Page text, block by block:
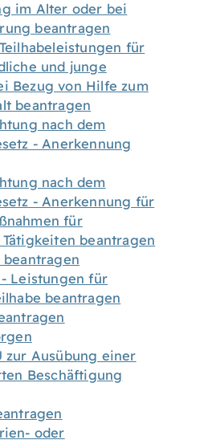
im Alter oder bei
beantragen
für
und junge
Bezug von Hilfe zum
beantragen
nach dem
- Anerkennung
nach dem
- Anerkennung für
für
beantragen
Leistungen für
beantragen
zur Ausübung einer
Beschäftigung
oder